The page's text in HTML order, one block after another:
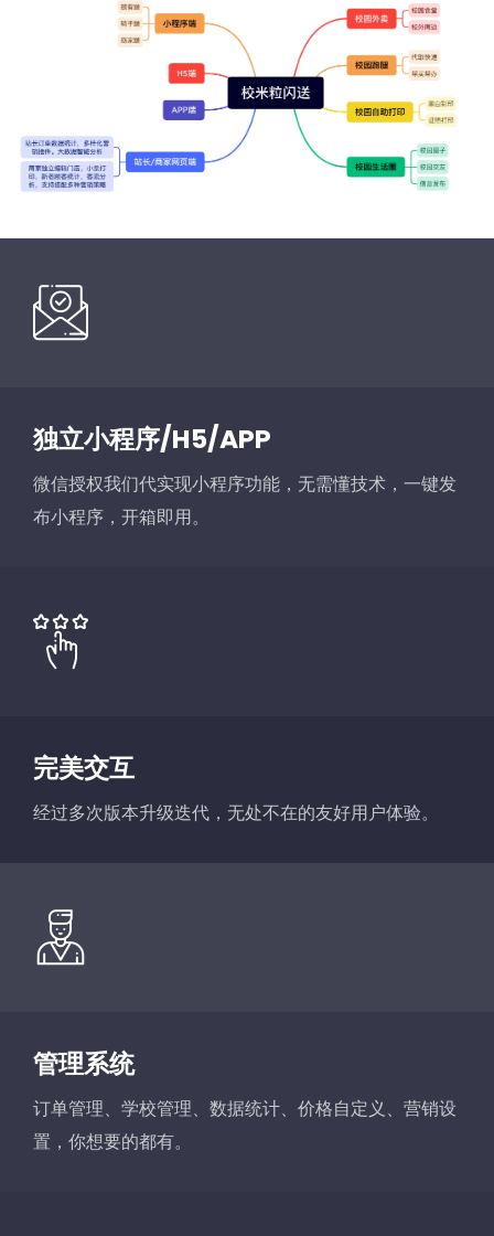
独立小程序/H5/APP
微信授权我们代实现小程序功能，无需懂技术，一键发
布小程序，开箱即用。
完美交互
经过多次版本升级迭代，无处不在的友好用户体验。
管理系统
订单管理、学校管理、数据统计、价格自定义、营销设
置，你想要的都有。